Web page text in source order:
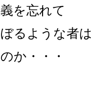
を忘れて
るような者は
か・・・